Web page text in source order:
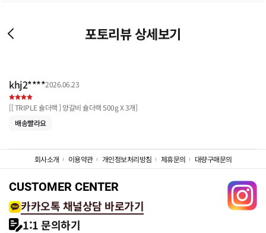
포토리뷰 상세보기
khj2****2026.06.23
[[ TRIPLE 숄더랙 ] 양갈비 숄더랙 500g X 3개]
배송빨라요
회사소개 이용약관 개인정보처리방침 제휴문의 대량구매문의
CUSTOMER CENTER
카카오톡 채널상담 바로가기
1:1 문의하기